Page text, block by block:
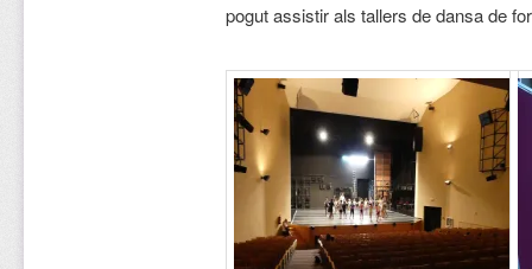
pogut assistir als tallers de dansa de